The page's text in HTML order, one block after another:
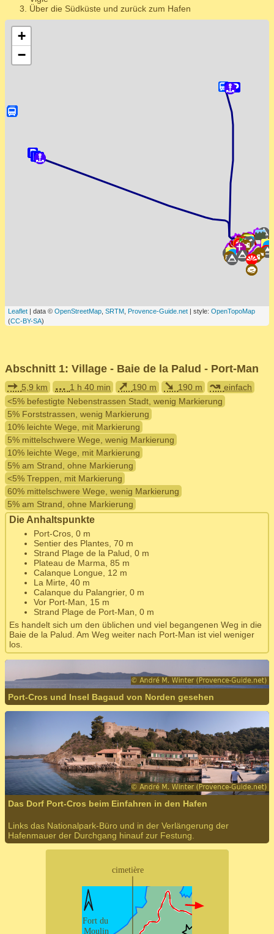
Über die Südküste und zurück zum Hafen
+
−
Leaflet | data © OpenStreetMap SRTM Provence-Guide.net | style: OpenTopoMap
(CC-BY-SA)
Abschnitt 1: Village - Baie de la Palud - Port-Man
➙ 5,9 km ... 1 h 40 min ➚ 190 m ➘ 190 m ↝ einfach
<5% befestigte Nebenstrassen Stadt, wenig Markierung
5% Forststrassen, wenig Markierung
10% leichte Wege, mit Markierung
5% mittelschwere Wege, wenig Markierung
10% leichte Wege, mit Markierung
5% am Strand, ohne Markierung
<5% Treppen, mit Markierung
60% mittelschwere Wege, wenig Markierung
5% am Strand, ohne Markierung
Die Anhaltspunkte
Port-Cros, 0 m
Sentier des Plantes, 70 m
Strand Plage de la Palud, 0 m
Plateau de Marma, 85 m
Calanque Longue, 12 m
La Mirte, 40 m
Calanque du Palangrier, 0 m
Vor Port-Man, 15 m
Strand Plage de Port-Man, 0 m
Es handelt sich um den üblichen und viel begangenen Weg in die
Baie de la Palud. Am Weg weiter nach Port-Man ist viel weniger
los.
Port-Cros und Insel Bagaud von Norden gesehen
Das Dorf Port-Cros beim Einfahren in den Hafen
Links das Nationalpark-Büro und in der Verlängerung der
Hafenmauer der Durchgang hinauf zur Festung.